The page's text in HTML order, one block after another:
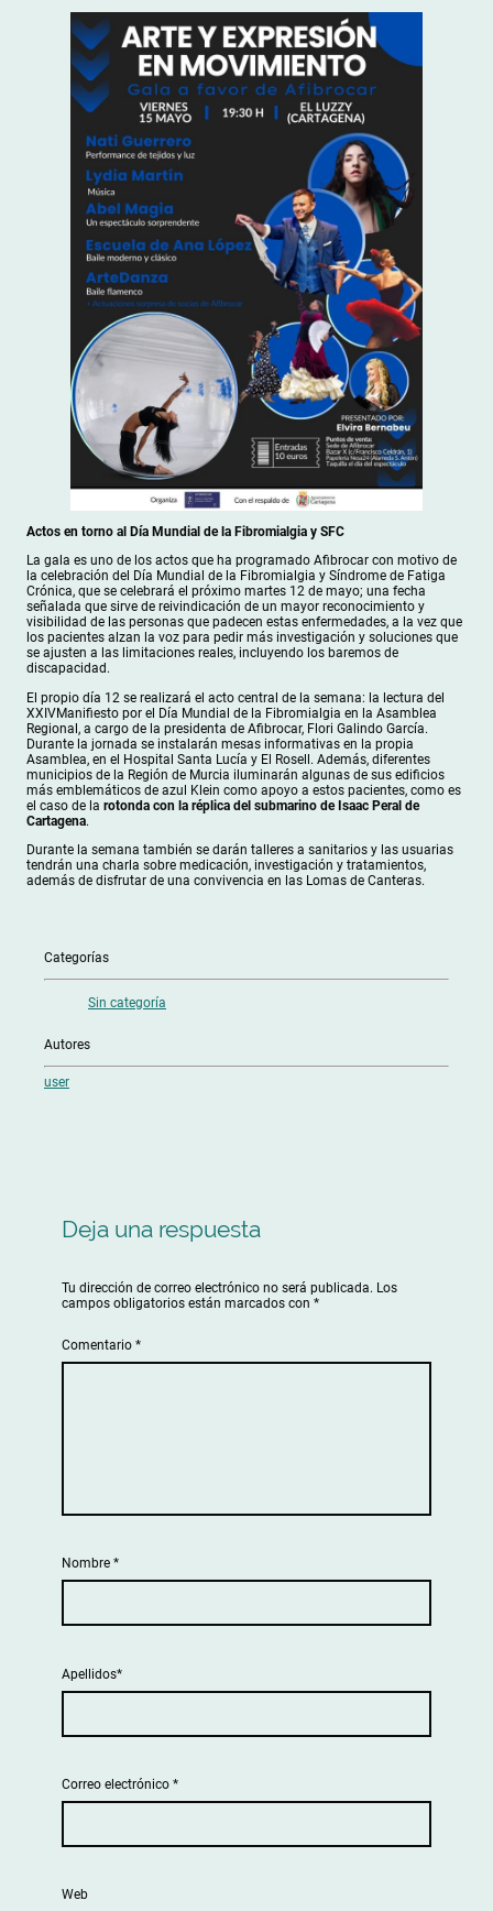
Actos en torno al Día Mundial de la Fibromialgia y SFC
La gala es uno de los actos que ha programado Afibrocar con motivo de
la celebración del Día Mundial de la Fibromialgia y Síndrome de Fatiga
Crónica, que se celebrará el próximo martes 12 de mayo; una fecha
señalada que sirve de reivindicación de un mayor reconocimiento y
visibilidad de las personas que padecen estas enfermedades, a la vez que
los pacientes alzan la voz para pedir más investigación y soluciones que
se ajusten a las limitaciones reales, incluyendo los baremos de
discapacidad.
El propio día 12 se realizará el acto central de la semana: la lectura del
XXIVManifiesto por el Día Mundial de la Fibromialgia en la Asamblea
Regional, a cargo de la presidenta de Afibrocar, Flori Galindo García.
Durante la jornada se instalarán mesas informativas en la propia
Asamblea, en el Hospital Santa Lucía y El Rosell. Además, diferentes
municipios de la Región de Murcia iluminarán algunas de sus edificios
más emblemáticos de azul Klein como apoyo a estos pacientes, como es
el caso de la rotonda con la réplica del submarino de Isaac Peral de
Cartagena.
Durante la semana también se darán talleres a sanitarios y las usuarias
tendrán una charla sobre medicación, investigación y tratamientos,
además de disfrutar de una convivencia en las Lomas de Canteras.
Categorías
Sin categoría
Autores
user
Deja una respuesta
Tu dirección de correo electrónico no será publicada. Los
campos obligatorios están marcados con *
Comentario *
Nombre *
Apellidos*
Correo electrónico *
Web